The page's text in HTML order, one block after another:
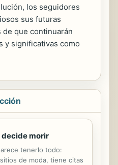
los seguidores
sus futuras
que continuarán
y significativas como
decide morir
tenerlo todo:
de moda, tiene citas